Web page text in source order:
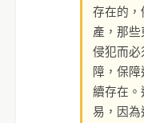
存在的
產，那
侵犯而必
障，保
續存在。
易，因為